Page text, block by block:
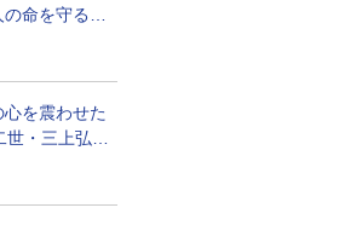
命を守る軍
を震わせた
・三上弘文